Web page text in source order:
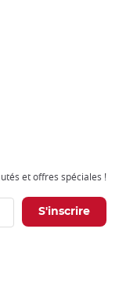
et offres spéciales !